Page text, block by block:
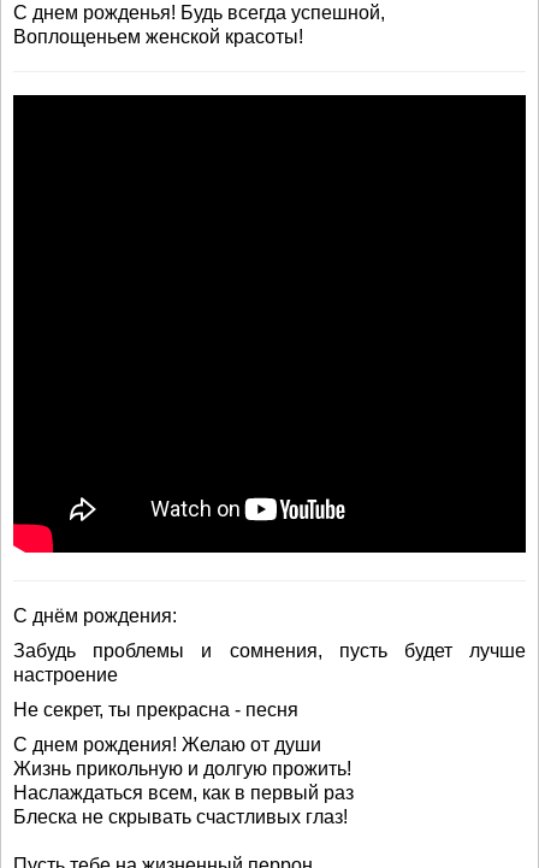
С днем рожденья! Будь всегда успешной,
Воплощеньем женской красоты!
С днём рождения:
Забудь проблемы и сомнения, пусть будет лучше
настроение
Не секрет, ты прекрасна - песня
С днем рождения! Желаю от души
Жизнь прикольную и долгую прожить!
Наслаждаться всем, как в первый раз
Блеска не скрывать счастливых глаз!